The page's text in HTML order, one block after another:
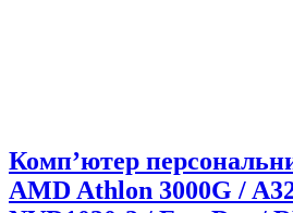
Комп’ютер
AMD Athlon 3000G /